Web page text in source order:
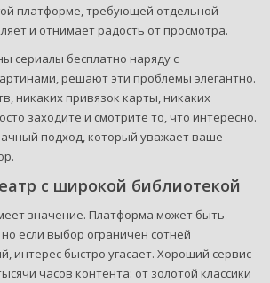
платформе, требующей отдельной
и отнимает радость от просмотра.
сериалы бесплатно наряду с
решают эти проблемы элегантно.
никаких привязок карты, никаких
заходите и смотрите то, что интересно.
подход, который уважает ваше
с широкой библиотекой
значение. Платформа может быть
если выбор ограничен сотней
интерес быстро угасает. Хороший сервис
часов контента: от золотой классики